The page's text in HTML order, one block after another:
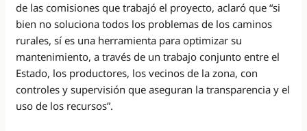
de las comisiones que trabajó el proyecto, aclaró que “si
bien no soluciona todos los problemas de los caminos
rurales, sí es una herramienta para optimizar su
mantenimiento, a través de un trabajo conjunto entre el
Estado, los productores, los vecinos de la zona, con
controles y supervisión que aseguran la transparencia y el
uso de los recursos”.